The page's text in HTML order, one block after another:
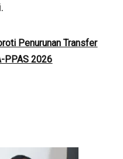
Penurunan Transfer
PPAS 2026